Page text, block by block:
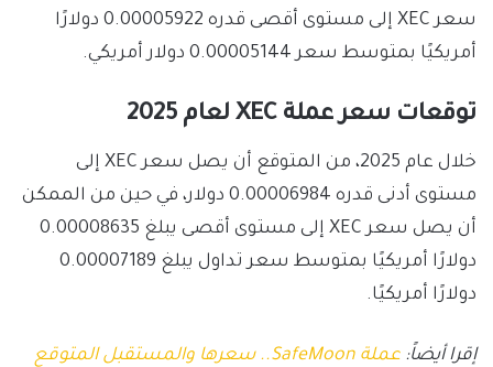
سعر XEC إلى مستوى أقصى قدره 0.00005922 دولارًا
أمريكيًا بمتوسط ​​سعر 0.00005144 دولار أمريكي.
توقعات سعر عملة XEC لعام 2025
خلال عام 2025، من المتوقع أن يصل سعر XEC إلى
مستوى أدنى قدره 0.00006984 دولار، في حين من الممكن
أن يصل سعر XEC إلى مستوى أقصى يبلغ 0.00008635
دولارًا أمريكيًا بمتوسط ​​سعر تداول يبلغ 0.00007189
دولارًا أمريكيًا.
إقرا أيضاً:
عملة SafeMoon.. سعرها والمستقبل المتوقع